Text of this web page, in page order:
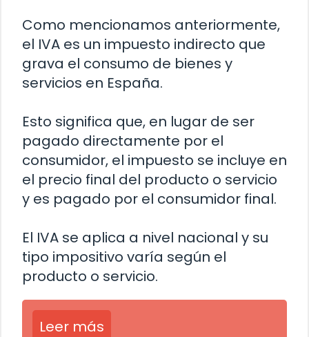
Como mencionamos anteriormente,
el IVA es un impuesto indirecto que
grava el consumo de bienes y
servicios en España.
Esto significa que, en lugar de ser
pagado directamente por el
consumidor, el impuesto se incluye en
el precio final del producto o servicio
y es pagado por el consumidor final.
El IVA se aplica a nivel nacional y su
tipo impositivo varía según el
producto o servicio.
Leer más